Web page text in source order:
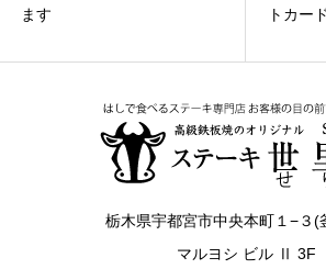
ます
トカー
栃木県宇都宮市中央本町１−３(
マルヨシ ビル Ⅱ 3F